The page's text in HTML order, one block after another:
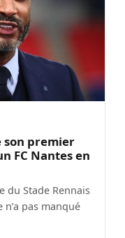
son premier
FC Nantes en
du Stade Rennais
pas manqué